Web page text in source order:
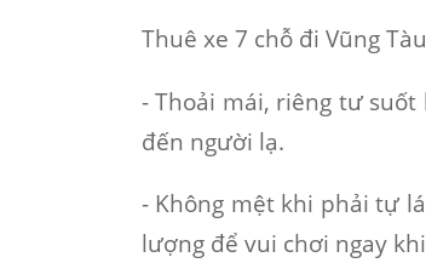
Thuê xe 7 chỗ đi Vũng
- Thoải mái, riêng tư
đến người lạ.
- Không mệt khi phải tự
lượng để vui chơi ngay